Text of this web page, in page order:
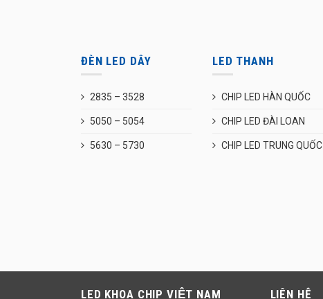
ĐÈN LED DÂY
2835 – 3528
5050 – 5054
5630 – 5730
LED THANH
CHIP LED HÀN QUỐC
CHIP LED ĐÀI LOAN
CHIP LED TRUNG QUỐC
LED KHOA CHIP VIỆT NAM LIÊN HỆ